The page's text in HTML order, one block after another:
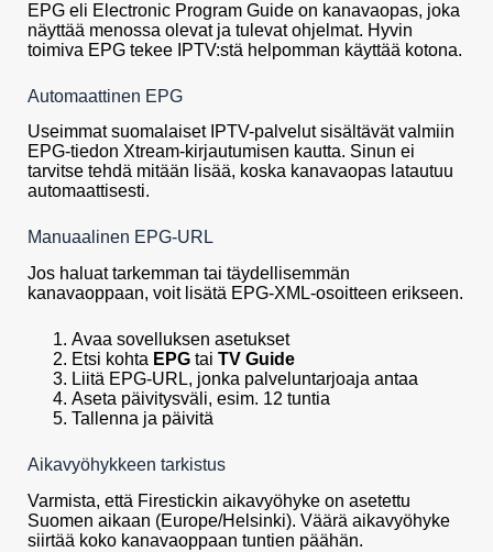
EPG eli Electronic Program Guide on kanavaopas, joka
näyttää menossa olevat ja tulevat ohjelmat. Hyvin
toimiva EPG tekee IPTV:stä helpomman käyttää kotona.
Automaattinen EPG
Useimmat suomalaiset IPTV-palvelut sisältävät valmiin
EPG-tiedon Xtream-kirjautumisen kautta. Sinun ei
tarvitse tehdä mitään lisää, koska kanavaopas latautuu
automaattisesti.
Manuaalinen EPG-URL
Jos haluat tarkemman tai täydellisemmän
kanavaoppaan, voit lisätä EPG-XML-osoitteen erikseen.
Avaa sovelluksen asetukset
Etsi kohta EPG tai TV Guide
Liitä EPG-URL, jonka palveluntarjoaja antaa
Aseta päivitysväli, esim. 12 tuntia
Tallenna ja päivitä
Aikavyöhykkeen tarkistus
Varmista, että Firestickin aikavyöhyke on asetettu
Suomen aikaan (Europe/Helsinki). Väärä aikavyöhyke
siirtää koko kanavaoppaan tuntien päähän.